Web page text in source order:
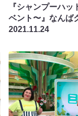
『シャンプーハ
ベント〜』なんば
2021.11.24